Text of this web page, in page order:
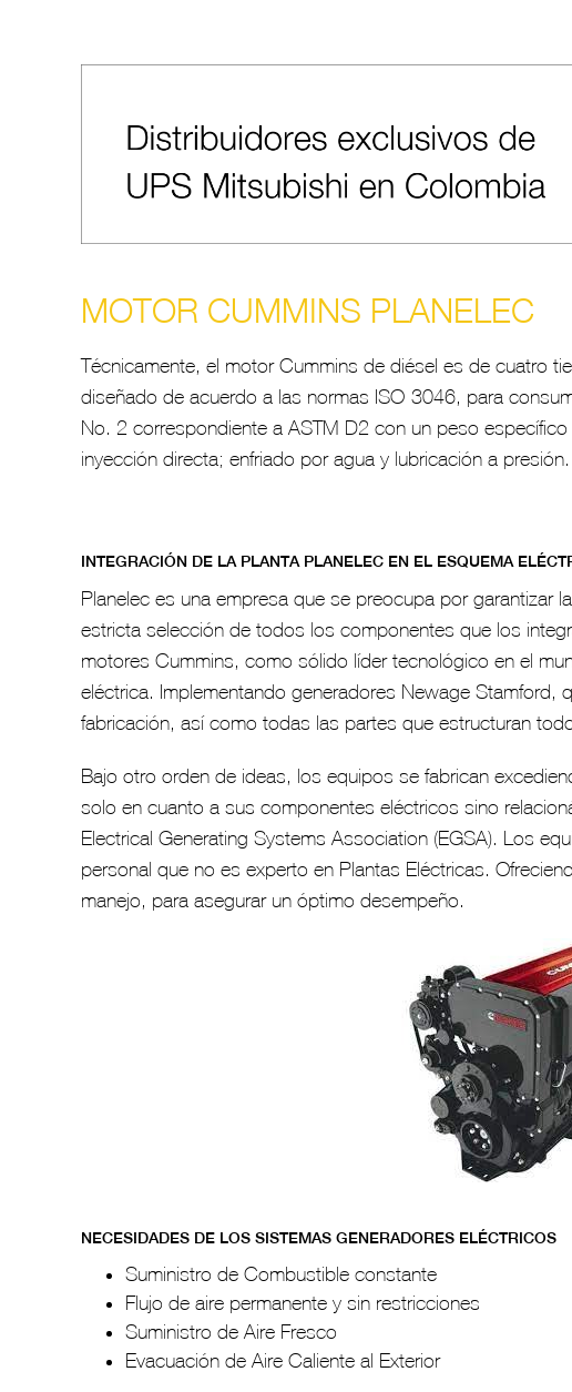
MOTOR CUMMINS PLANELEC
Técnicamente, el motor Cummins de diésel es de cuatro
diseñado de acuerdo a las normas ISO-3046, para
No. 2 correspondiente a ASTM D2 con un peso
inyección directa; enfriado por agua y lubricación a presión.
INTEGRACIÓN DE LA PLANTA PLANELEC EN EL ESQUEMA
Planelec es una empresa que se preocupa por garantizar
estricta selección de todos los componentes que los
motores Cummins, como sólido líder tecnológico en el
eléctrica. Implementando generadores Newage Stamford,
fabricación, así como todas las partes que estructuran
Bajo otro orden de ideas, los equipos se fabrican
solo en cuanto a sus componentes eléctricos sino
Electrical Generating Systems Association (EGSA). Los
personal que no es experto en Plantas Eléctricas.
manejo, para asegurar un óptimo desempeño.
NECESIDADES DE LOS SISTEMAS GENERADORES ELÉCTRICOS
Suministro de Combustible constante
Flujo de aire permanente y sin restricciones
Suministro de Aire Fresco
Evacuación de Aire Caliente al Exterior